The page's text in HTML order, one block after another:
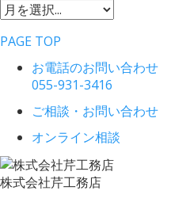
PAGE TOP
お電話のお問い合わせ
055-931-3416
ご相談・お問い合わせ
オンライン相談
株式会社芹工務店